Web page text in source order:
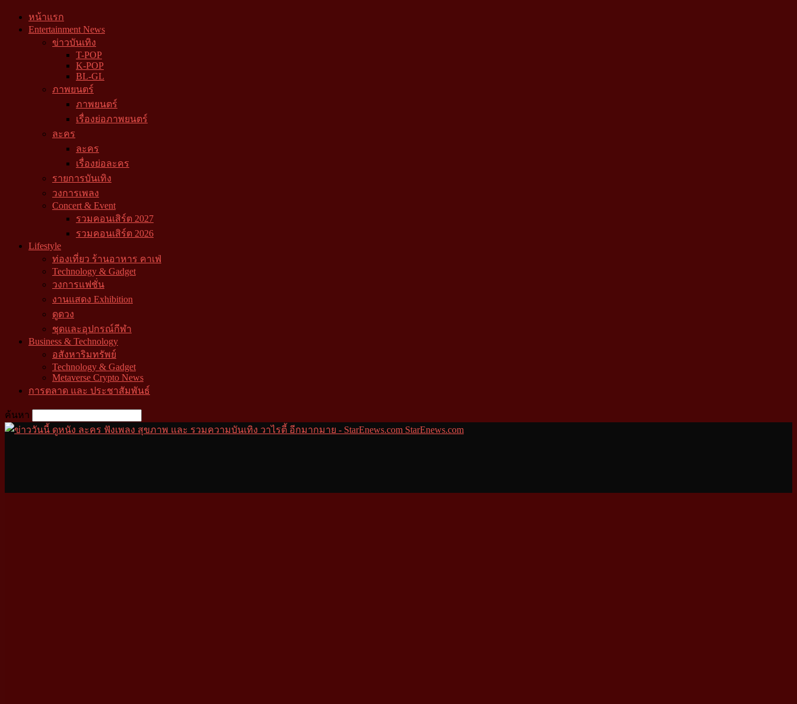
หน้าแรก
Entertainment News
ข่าวบันเทิง
T-POP
K-POP
BL-GL
ภาพยนตร์
ภาพยนตร์
เรื่องย่อภาพยนตร์
ละคร
ละคร
เรื่องย่อละคร
รายการบันเทิง
วงการเพลง
Concert & Event
รวมคอนเสิร์ต 2027
รวมคอนเสิร์ต 2026
Lifestyle
ท่องเที่ยว ร้านอาหาร คาเฟ่
Technology & Gadget
วงการแฟชั่น
งานแสดง Exhibition
ดูดวง
ชุดและอุปกรณ์กีฬา
Business & Technology
อสังหาริมทรัพย์
Technology & Gadget
Metaverse Crypto News
การตลาด และ ประชาสัมพันธ์
ค้นหา
StarEnews.com